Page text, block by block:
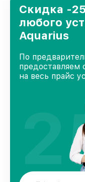
Скидка -
любого
Aquarius
По
предоставляем
на весь прайс